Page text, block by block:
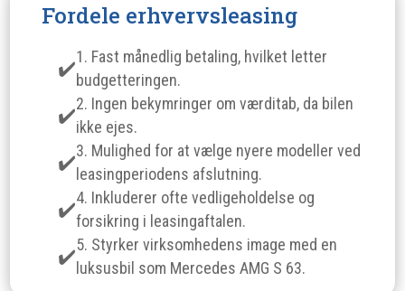
Fordele erhvervsleasing
1. Fast månedlig betaling, hvilket letter
budgetteringen.
2. Ingen bekymringer om værditab, da bilen
ikke ejes.
3. Mulighed for at vælge nyere modeller ved
leasingperiodens afslutning.
4. Inkluderer ofte vedligeholdelse og
forsikring i leasingaftalen.
5. Styrker virksomhedens image med en
luksusbil som Mercedes AMG S 63.